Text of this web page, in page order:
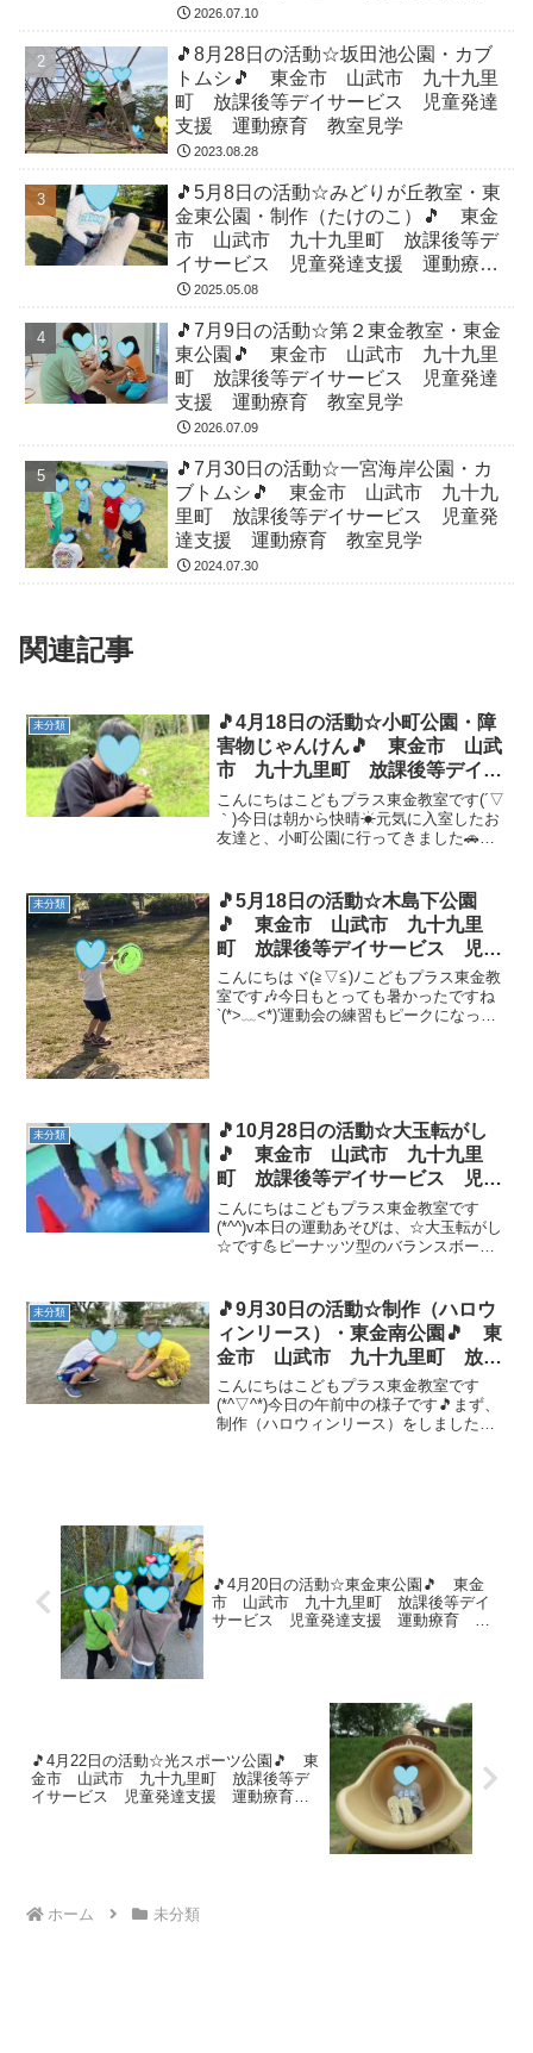
運動療育 教室見学
2026.07.10
🎵8月28日の活動☆坂田池公園・カブ
トムシ🎵 東金市 山武市 九十九里
町 放課後等デイサービス 児童発達
支援 運動療育 教室見学
2023.08.28
🎵5月8日の活動☆みどりが丘教室・東
金東公園・制作（たけのこ）🎵 東金
市 山武市 九十九里町 放課後等デ
イサービス 児童発達支援 運動療
育 教室見学
2025.05.08
🎵7月9日の活動☆第２東金教室・東金
東公園🎵 東金市 山武市 九十九里
町 放課後等デイサービス 児童発達
支援 運動療育 教室見学
2026.07.09
🎵7月30日の活動☆一宮海岸公園・カ
ブトムシ🎵 東金市 山武市 九十九
里町 放課後等デイサービス 児童発
達支援 運動療育 教室見学
2024.07.30
関連記事
未分類
🎵4月18日の活動☆小町公園・障
害物じゃんけん🎵 東金市 山武
市 九十九里町 放課後等デイサ
ービス 児童発達支援 運動療
育 教室見学
こんにちはこどもプラス東金教室です(´▽
｀)今日は朝から快晴☀元気に入室したお
友達と、小町公園に行ってきました🚗💨
具で遊んだり、虫探しやたんぽぽ遊びも
しました＼(^...
未分類
🎵5月18日の活動☆木島下公園
🎵 東金市 山武市 九十九里
町 放課後等デイサービス 児童
発達支援 運動療育 教室見学
こんにちはヾ(≧▽≦)ﾉこどもプラス東金教
室です🎶今日もとっても暑かったですね
`(*>﹏<*)′運動会の練習もピークになって
未分類
🎵10月28日の活動☆大玉転がし
🎵 東金市 山武市 九十九里
町 放課後等デイサービス 児童
発達支援 運動療育 教室見学
こんにちはこどもプラス東金教室です
(*^^)v本日の運動あそびは、☆大玉転がし
☆です💪ピーナッツ型のバランスボール
に頑張っていましたが思うように転がり
ません・・・大きい...
未分類
🎵9月30日の活動☆制作（ハロウ
ィンリース）・東金南公園🎵 東
金市 山武市 九十九里町 放課
後等デイサービス 児童発達支
援 運動療育 教室見学
こんにちはこどもプラス東金教室です
(*^▽^*)今日の午前中の様子です🎵まず、
制作（ハロウィンリース）をしました！
🎵4月20日の活動☆東金東公園🎵 東金
市 山武市 九十九里町 放課後等デイ
サービス 児童発達支援 運動療育 教
🎵4月22日の活動☆光スポーツ公園🎵 東
金市 山武市 九十九里町 放課後等デ
イサービス 児童発達支援 運動療育
ホーム 未分類